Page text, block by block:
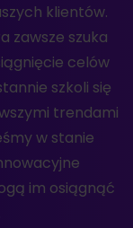
klientów.
zawsze szuka
celów
szkoli się
trendami
w stanie
im osiągnąć